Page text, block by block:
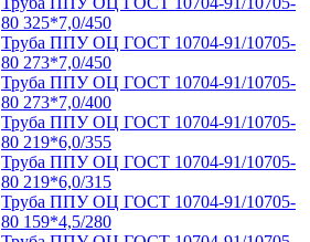
80 325*7,0/450
Труба ППУ ОЦ ГОСТ 10704-91/10705-
80 273*7,0/450
Труба ППУ ОЦ ГОСТ 10704-91/10705-
80 273*7,0/400
Труба ППУ ОЦ ГОСТ 10704-91/10705-
80 219*6,0/355
Труба ППУ ОЦ ГОСТ 10704-91/10705-
80 219*6,0/315
Труба ППУ ОЦ ГОСТ 10704-91/10705-
80 159*4,5/280